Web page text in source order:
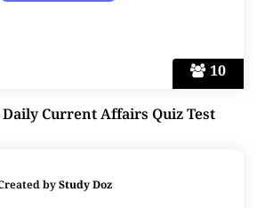
10
Daily Current Affairs Quiz Test
byStudy Doz